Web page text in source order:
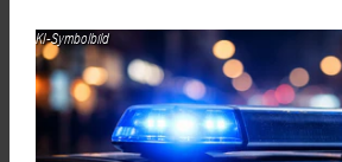
KI-Symbolbild